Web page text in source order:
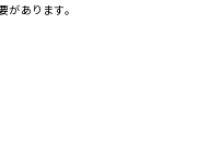
あります。